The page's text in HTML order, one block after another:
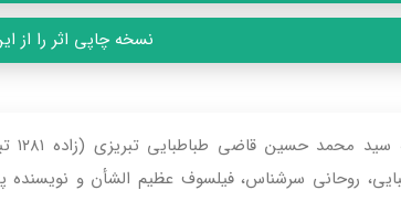
نسخه چاپی اثر را از
روحانی سرشناس، فیلسوف عظیم الشأن و نویسنده